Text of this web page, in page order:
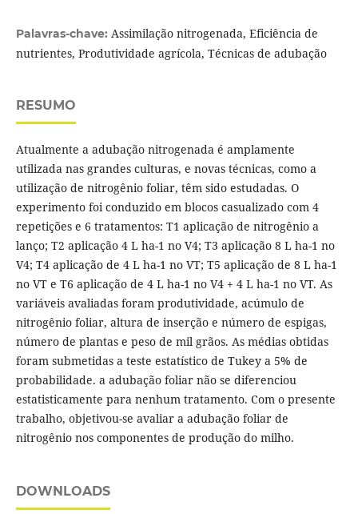
Palavras-chave: Assimilação nitrogenada, Eficiência de
nutrientes, Produtividade agrícola, Técnicas de adubação
RESUMO
Atualmente a adubação nitrogenada é amplamente
utilizada nas grandes culturas, e novas técnicas, como a
utilização de nitrogênio foliar, têm sido estudadas. O
experimento foi conduzido em blocos casualizado com 4
repetições e 6 tratamentos: T1 aplicação de nitrogênio a
lanço; T2 aplicação 4 L ha-1 no V4; T3 aplicação 8 L ha-1 no
V4; T4 aplicação de 4 L ha-1 no VT; T5 aplicação de 8 L ha-1
no VT e T6 aplicação de 4 L ha-1 no V4 + 4 L ha-1 no VT. As
variáveis avaliadas foram produtividade, acúmulo de
nitrogênio foliar, altura de inserção e número de espigas,
número de plantas e peso de mil grãos. As médias obtidas
foram submetidas a teste estatístico de Tukey a 5% de
probabilidade. a adubação foliar não se diferenciou
estatisticamente para nenhum tratamento. Com o presente
trabalho, objetivou-se avaliar a adubação foliar de
nitrogênio nos componentes de produção do milho.
DOWNLOADS